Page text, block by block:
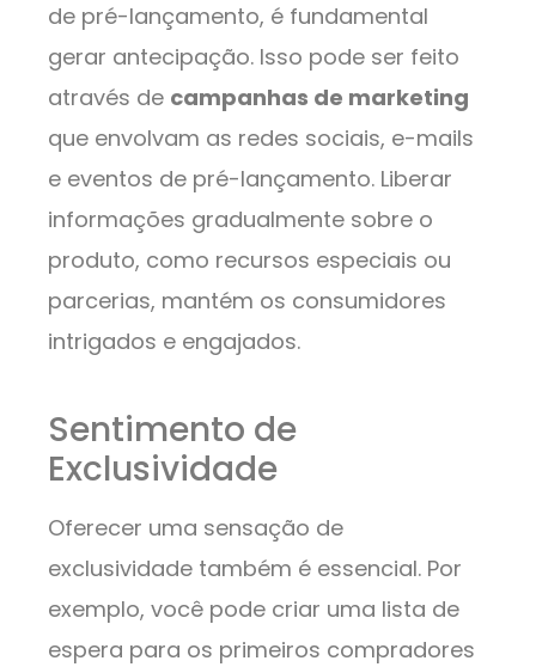
de pré-lançamento, é fundamental
gerar antecipação. Isso pode ser feito
através de campanhas de marketing
que envolvam as redes sociais, e-mails
e eventos de pré-lançamento. Liberar
informações gradualmente sobre o
produto, como recursos especiais ou
parcerias, mantém os consumidores
intrigados e engajados.
Sentimento de
Exclusividade
Oferecer uma sensação de
exclusividade também é essencial. Por
exemplo, você pode criar uma lista de
espera para os primeiros compradores